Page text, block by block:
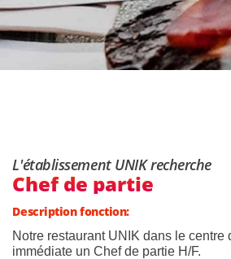
L'établissement UNIK recherche
Chef de partie
Description fonction:
Notre restaurant UNIK dans le
immédiate un Chef de partie H/F.